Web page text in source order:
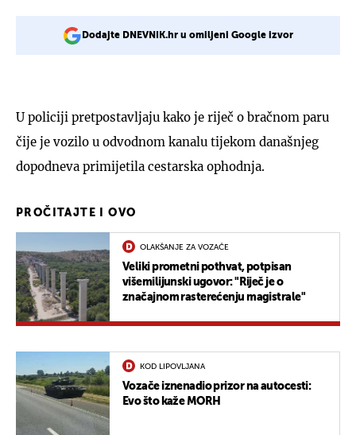
Dodajte DNEVNIK.hr u omiljeni Google izvor
U policiji pretpostavljaju kako je riječ o bračnom paru
čije je vozilo u odvodnom kanalu tijekom današnjeg
dopodneva primijetila cestarska ophodnja.
PROČITAJTE I OVO
OLAKŠANJE ZA VOZAČE
Veliki prometni pothvat, potpisan
višemilijunski ugovor: "Riječ je o
značajnom rasterećenju magistrale"
KOD LIPOVLJANA
Vozače iznenadio prizor na autocesti:
Evo što kaže MORH